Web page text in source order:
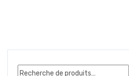
Recherche